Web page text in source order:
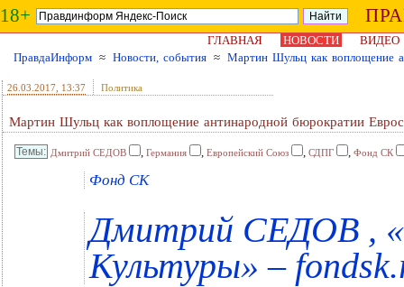
18+
ГЛАВНАЯ НОВОСТИ
ВИДЕО
ПравдаИнформ ≈ Новости, события ≈ Мартин Шульц как воплощение
26.03.2017 , 13:37 Политика
Мартин Шульц как воплощение антинародной бюрократии
Дмитрий СЕДОВ , Германия , Европейский Союз , СДПГ , Фонд СК
Фонд СК
Дмитрий СЕДОВ ,
Культуры» –